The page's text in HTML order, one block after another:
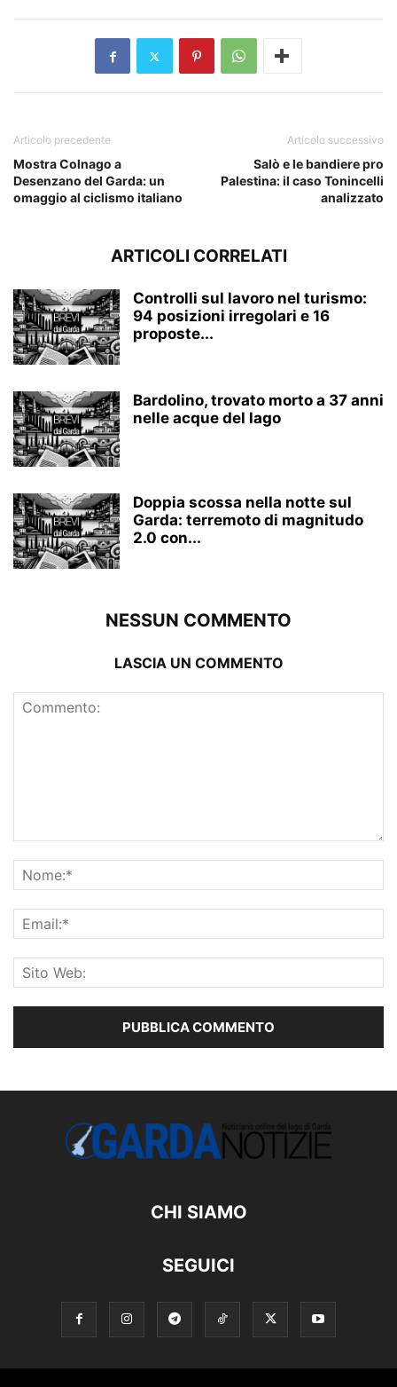
Articolo precedente
Mostra Colnago a
Desenzano del Garda: un
omaggio al ciclismo italiano
Articolo successivo
Salò e le bandiere pro
Palestina: il caso Tonincelli
analizzato
ARTICOLI CORRELATI
Controlli sul lavoro nel turismo:
94 posizioni irregolari e 16
proposte...
Bardolino, trovato morto a 37 anni
nelle acque del lago
Doppia scossa nella notte sul
Garda: terremoto di magnitudo
2.0 con...
NESSUN COMMENTO
LASCIA UN COMMENTO
CHI SIAMO
SEGUICI